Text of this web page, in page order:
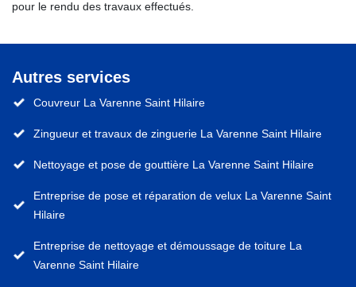
pour le rendu des travaux effectués.
Autres services
Couvreur La Varenne Saint Hilaire
Zingueur et travaux de zinguerie La Varenne Saint Hilaire
Nettoyage et pose de gouttière La Varenne Saint Hilaire
Entreprise de pose et réparation de velux La Varenne Saint
Hilaire
Entreprise de nettoyage et démoussage de toiture La
Varenne Saint Hilaire